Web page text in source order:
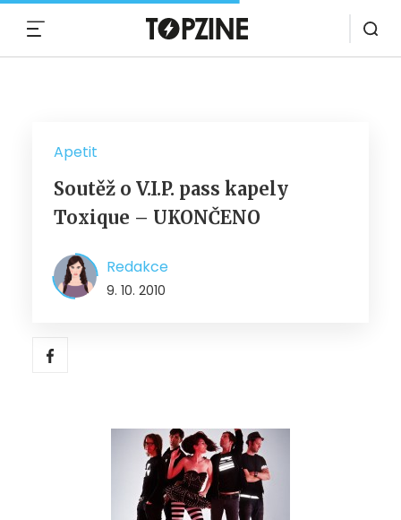
Apetit
Soutěž o V.I.P. pass kapely
Toxique – UKONČENO
Redakce
9. 10. 2010